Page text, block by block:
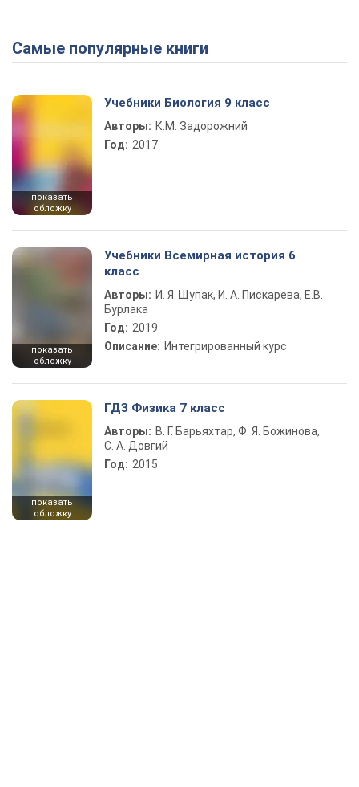
Самые популярные книги
показать
обложку
Учебники Биология 9 класс
Авторы: К.М. Задорожний
Год: 2017
показать
обложку
Учебники Всемирная история 6
класс
Авторы: И. Я. Щупак, И. А. Пискарева, Е.В.
Бурлака
Год: 2019
Описание: Интегрированный курс
показать
обложку
ГДЗ Физика 7 класс
Авторы: В. Г. Барьяхтар, Ф. Я. Божинова,
С. А. Довгий
Год: 2015